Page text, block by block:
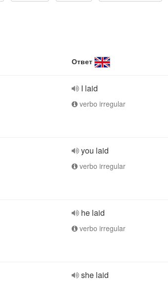
Ответ
I laid
verbo irregular
you laid
verbo irregular
he laid
verbo irregular
she laid